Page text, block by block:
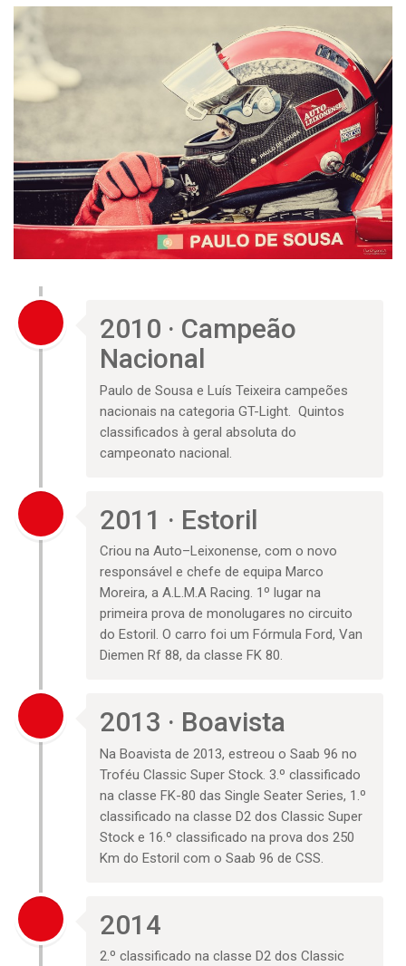
2010 · Campeão
Nacional
Paulo de Sousa e Luís Teixeira campeões
nacionais na categoria GT-Light. Quintos
classificados à geral absoluta do
campeonato nacional.
2011 · Estoril
Criou na Auto–Leixonense, com o novo
responsável e chefe de equipa Marco
Moreira, a A.L.M.A Racing. 1º lugar na
primeira prova de monolugares no circuito
do Estoril. O carro foi um Fórmula Ford, Van
Diemen Rf 88, da classe FK 80.
2013 · Boavista
Na Boavista de 2013, estreou o Saab 96 no
Troféu Classic Super Stock. 3.º classificado
na classe FK-80 das Single Seater Series, 1.º
classificado na classe D2 dos Classic Super
Stock e 16.º classificado na prova dos 250
Km do Estoril com o Saab 96 de CSS.
2014
2.º classificado na classe D2 dos Classic